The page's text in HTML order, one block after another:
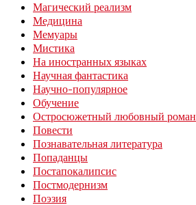
Магический реализм
Медицина
Мемуары
Мистика
На иностранных языках
Научная фантастика
Научно-популярное
Обучение
Остросюжетный любовный роман
Повести
Познавательная литература
Попаданцы
Постапокалипсис
Постмодернизм
Поэзия